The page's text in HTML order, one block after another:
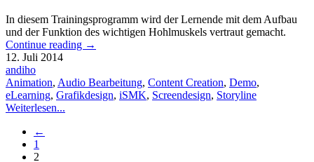
In diesem Trainingsprogramm wird der Lernende mit dem Aufbau
und der Funktion des wichtigen Hohlmuskels vertraut gemacht.
Continue reading →
12. Juli 2014
andiho
Animation, Audio Bearbeitung, Content Creation, Demo,
eLearning, Grafikdesign, iSMK, Screendesign, Storyline
Weiterlesen...
←
1
2